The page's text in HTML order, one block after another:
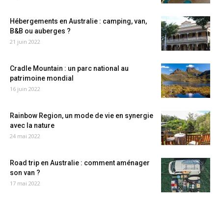
Hébergements en Australie : camping, van,
B&B ou auberges ?
21 juin 2022
Cradle Mountain : un parc national au
patrimoine mondial
16 juin 2022
Rainbow Region, un mode de vie en synergie
avec la nature
24 mai 2022
Road trip en Australie : comment aménager
son van ?
17 mai 2022